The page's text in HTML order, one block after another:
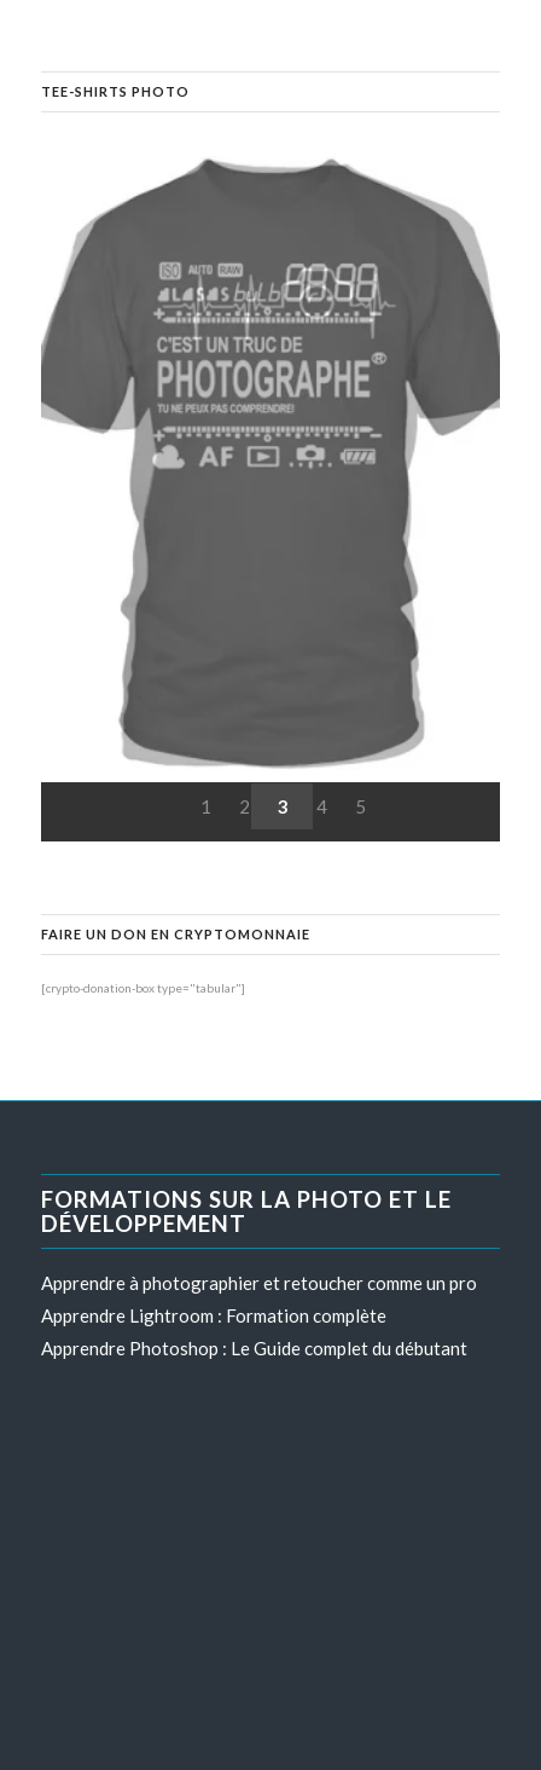
TEE-SHIRTS PHOTO
1 2 3 4 5
FAIRE UN DON EN CRYPTOMONNAIE
[crypto-donation-box type="tabular"]
FORMATIONS SUR LA PHOTO ET LE
DÉVELOPPEMENT
Apprendre à photographier et retoucher comme un pro
Apprendre Lightroom : Formation complète
Apprendre Photoshop : Le Guide complet du débutant